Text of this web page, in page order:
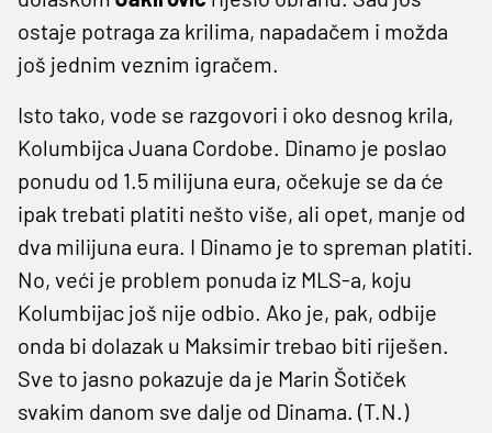
ostaje potraga za krilima, napadačem i možda
još jednim veznim igračem.
Isto tako, vode se razgovori i oko desnog krila,
Kolumbijca Juana Cordobe. Dinamo je poslao
ponudu od 1.5 milijuna eura, očekuje se da će
ipak trebati platiti nešto više, ali opet, manje od
dva milijuna eura. I Dinamo je to spreman platiti.
No, veći je problem ponuda iz MLS-a, koju
Kolumbijac još nije odbio. Ako je, pak, odbije
onda bi dolazak u Maksimir trebao biti riješen.
Sve to jasno pokazuje da je Marin Šotiček
svakim danom sve dalje od Dinama. (T.N.)